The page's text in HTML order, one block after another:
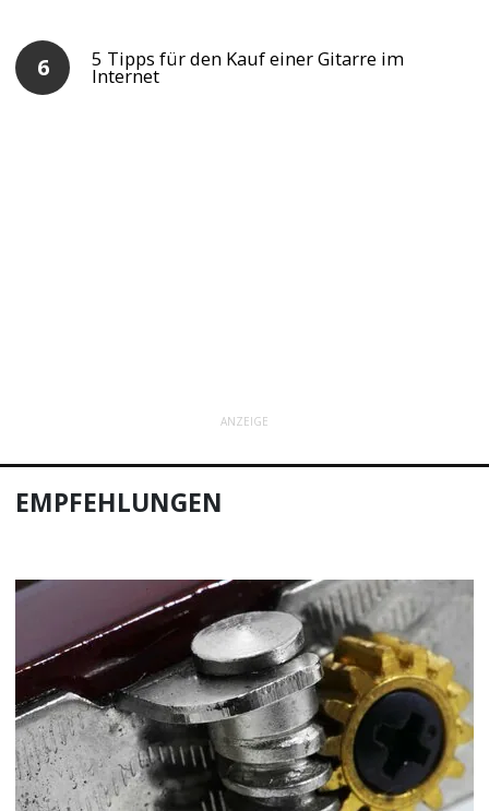
5 Tipps für den Kauf einer Gitarre im
Internet
ANZEIGE
EMPFEHLUNGEN